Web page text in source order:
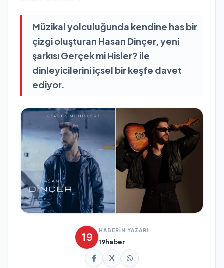
Müzikal yolculuğunda kendine has bir
çizgi oluşturan Hasan Dinçer, yeni
şarkısı Gerçek mi Hisler? ile
dinleyicilerini içsel bir keşfe davet
ediyor.
HABERİN YAZARI
19haber